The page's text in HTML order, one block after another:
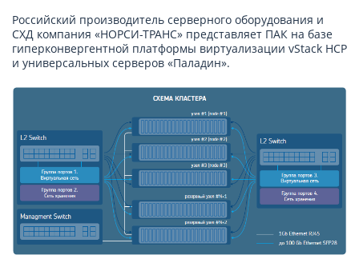
Российский производитель серверного оборудования и
СХД компания «НОРСИ-ТРАНС» представляет ПАК на базе
гиперконвергентной платформы виртуализации vStack HCP
и универсальных серверов «Паладин».